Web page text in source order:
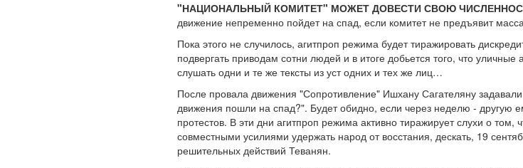
"НАЦИОНАЛЬНЫЙ КОМИТЕТ" МОЖЕТ ДОВЕСТИ СВОЮ
движение непременно пойдет на спад, если комитет не предъявит
Пока этого не случилось, агитпроп режима будет тиражировать
подвергать приводам сотни людей и в итоге добьется того, что
слушать одни и те же тексты из уст одних и тех же лиц…
После провала движения "Сопротивление" Ишхану Сагателяну
движения пошли на спад?". Будет обидно, если через неделю - другую
протестов. В эти дни агитпроп режима активно тиражирует слухи о
совместными усилиями удержать народ от восстания, дескать, 19
решительных действий Теванян.